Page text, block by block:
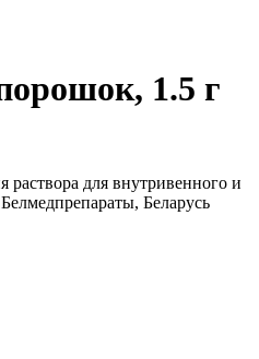
1.5 г
раствора для внутривенного и
Беларусь